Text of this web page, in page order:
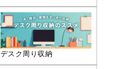
デスク周り収納